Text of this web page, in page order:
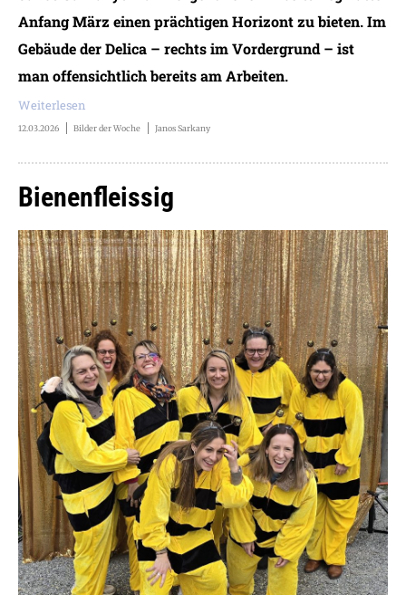
Anfang März einen prächtigen Horizont zu bieten. Im
Gebäude der Delica – rechts im Vordergrund – ist
man offensichtlich bereits am Arbeiten.
Weiterlesen
12.03.2026 Bilder der Woche Janos Sarkany
Bienenfleissig